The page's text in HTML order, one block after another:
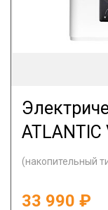
(накопительный
33 990